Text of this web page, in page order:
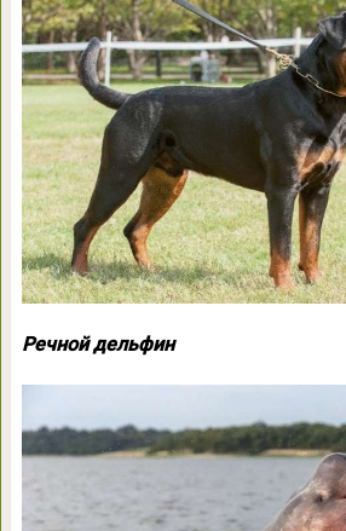
Речной дельфин